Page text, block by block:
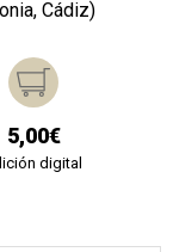
Cádiz)
5,00€
digital